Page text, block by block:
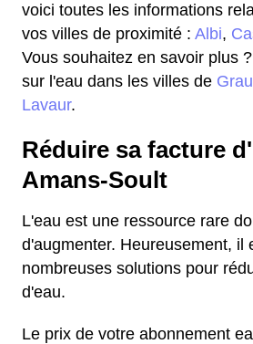
voici toutes les informations
vos villes de proximité : Albi,
Vous souhaitez en savoir plus
sur l'eau dans les villes de
Lavaur.
Réduire sa facture
Amans-Soult
L'eau est une ressource rare
d'augmenter. Heureusement, il
nombreuses solutions pour
d'eau.
Le prix de votre abonnement